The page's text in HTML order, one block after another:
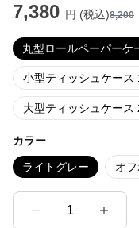
7,380 円 (税込)8,200
丸型ロールペーパーケ
小型ティッシュケース
大型ティッシュケース
カラー
ライトグレー オ
1